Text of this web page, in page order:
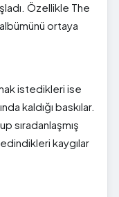
Özellikle The
ortaya
istedikleri ise
kaldığı baskılar.
sıradanlaşmış
kaygılar